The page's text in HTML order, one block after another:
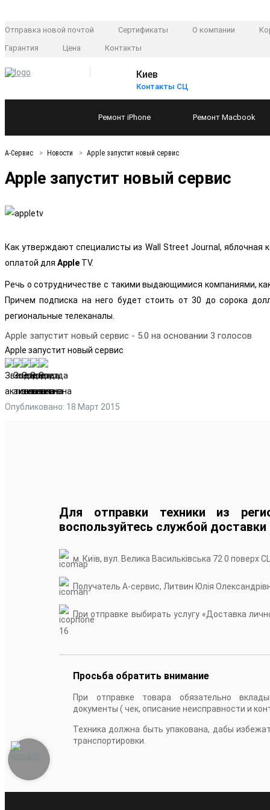
Отправка новой почтой Сертификаты О компании
Гарантия
Цена Контакты
Киев
Контакты СЦ
Ремонт iPhone Ремонт Macbook
А-Сервис Новости Apple запустит новый сервис
Apple запустит новый сервис
Как утверждают специалисты из Wall Street Journal, яблочная
оплатой для Apple TV.
Речь о сотрудничестве с такими выдающимися компаниями,
Причем подписка на него будет стоить от 30 до сорока
региональные телеканалы.
Apple запустит новый сервис - 5.0 на основании 3 голосов
Apple запустит новый сервис
Опубликовано: 18 Март 2015
Для отправки техники из
воспользуйтесь службой доставки
м. Київ, вул. Велика Васильківська 72 0 поверх
Получатель А-сервис, Литвин Юлія
При отправке выбирать услугу «Доставка
16
Просьба обратить внимание
При отправке товара обязательно
документы ( чек, описание неисправности и
Техника должна быть упакована, дабы
транспортировки.